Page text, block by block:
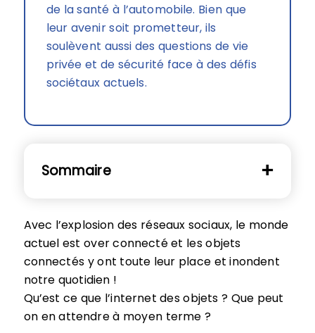
de la santé à l’automobile. Bien que
leur avenir soit prometteur, ils
soulèvent aussi des questions de vie
privée et de sécurité face à des défis
sociétaux actuels.
Sommaire
Avec l’explosion des réseaux sociaux, le monde
actuel est over connecté et les objets
connectés y ont toute leur place et inondent
notre quotidien !
Qu’est ce que l’internet des objets ? Que peut
on en attendre à moyen terme ?